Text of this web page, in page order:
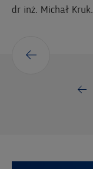
dr inż. Michał Kruk.